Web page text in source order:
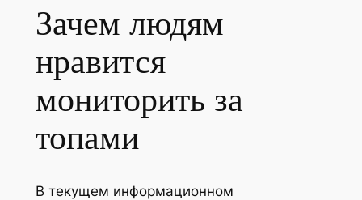
Зачем людям
нравится
мониторить за
топами
В текущем информационном